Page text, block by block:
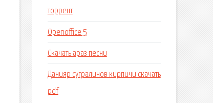
торрент
Openoffice 5
Скачать араз песни
Данияр сугралинов кирпичи скачать
pdf